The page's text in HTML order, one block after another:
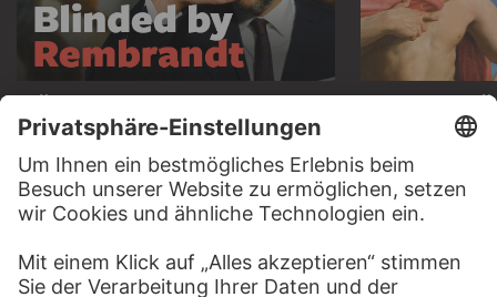
HÖRERLEBNIS
ZUM PODCAST
LESETIPP
ZUM